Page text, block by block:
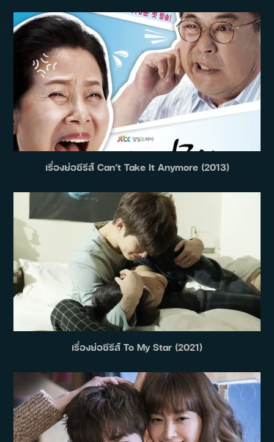
เรื่องย่อซีรีส์ Can’t Take It Anymore (2013)
เรื่องย่อซีรีส์ To My Star (2021)